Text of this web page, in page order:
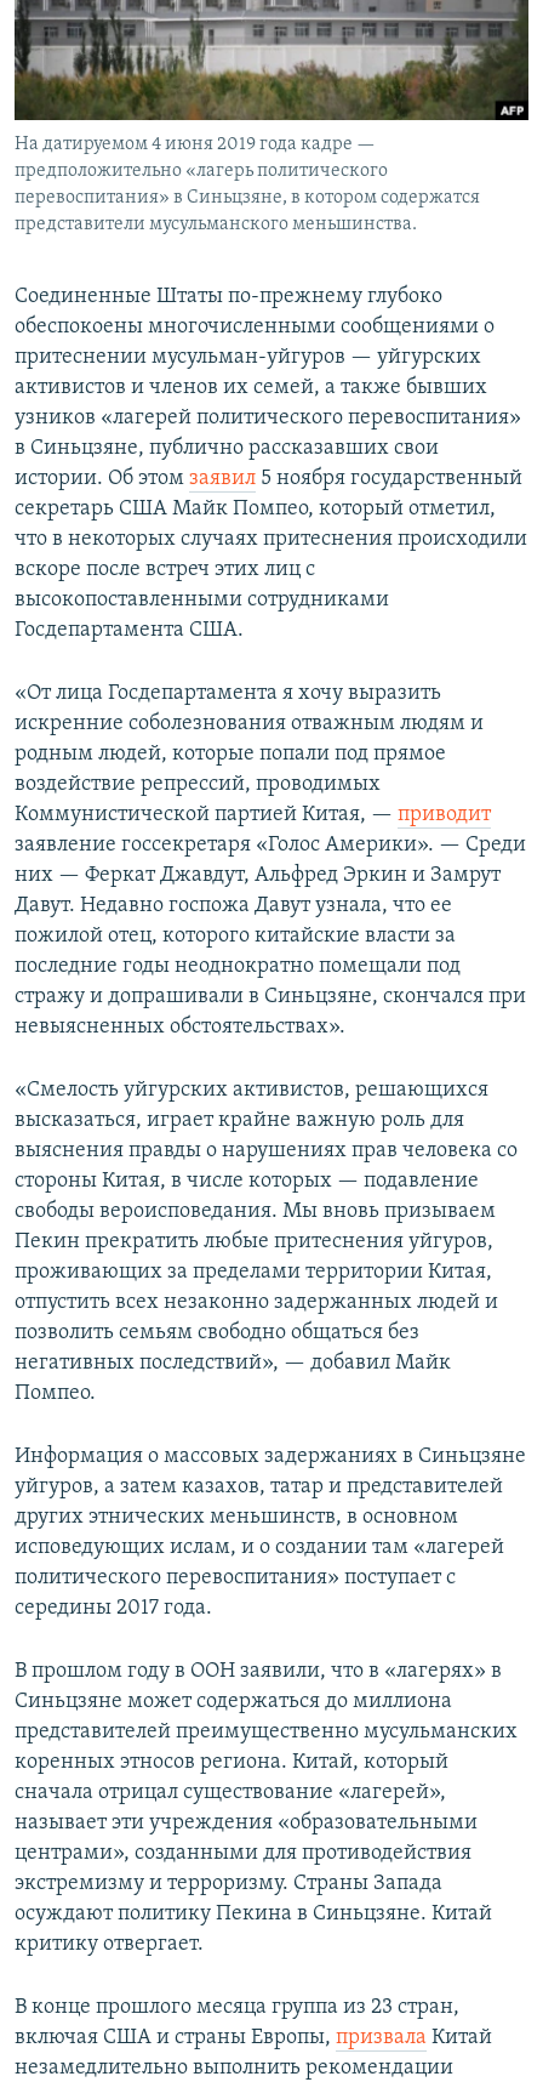
На датируемом 4 июня 2019 года кадре —
предположительно «лагерь политического
перевоспитания» в Синьцзяне, в котором содержатся
представители мусульманского меньшинства.
Соединенные Штаты по-прежнему глубоко
обеспокоены многочисленными сообщениями о
притеснении мусульман-уйгуров — уйгурских
активистов и членов их семей, а также бывших
узников «лагерей политического перевоспитания»
в Синьцзяне, публично рассказавших свои
истории. Об этом заявил 5 ноября государственный
секретарь США Майк Помпео, который отметил,
что в некоторых случаях притеснения происходили
вскоре после встреч этих лиц с
высокопоставленными сотрудниками
Госдепартамента США.
«От лица Госдепартамента я хочу выразить
искренние соболезнования отважным людям и
родным людей, которые попали под прямое
воздействие репрессий, проводимых
Коммунистической партией Китая, —​ приводит
заявление госсекретаря «Голос Америки». — Среди
них — Феркат Джавдут, Альфред Эркин и Замрут
Давут. Недавно госпожа Давут узнала, что ее
пожилой отец, которого китайские власти за
последние годы неоднократно помещали под
стражу и допрашивали в Синьцзяне, скончался при
невыясненных обстоятельствах».
«Смелость уйгурских активистов, решающихся
высказаться, играет крайне важную роль для
выяснения правды о нарушениях прав человека со
стороны Китая, в числе которых — подавление
свободы вероисповедания. Мы вновь призываем
Пекин прекратить любые притеснения уйгуров,
проживающих за пределами территории Китая,
отпустить всех незаконно задержанных людей и
позволить семьям свободно общаться без
негативных последствий», — добавил Майк
Помпео.
Информация о массовых задержаниях в Синьцзяне
уйгуров, а затем казахов, татар и представителей
других этнических меньшинств, в основном
исповедующих ислам, и о создании там «лагерей
политического перевоспитания» поступает с
середины 2017 года.
В прошлом году в ООН заявили, что в «лагерях» в
Синьцзяне может содержаться до миллиона
представителей преимущественно мусульманских
коренных этносов региона. Китай, который
сначала отрицал существование «лагерей»,
называет эти учреждения «образовательными
центрами», созданными для противодействия
экстремизму и терроризму. Страны Запада
осуждают политику Пекина в Синьцзяне. Китай
критику отвергает.
В конце прошлого месяца группа из 23 стран,
включая США и страны Европы, призвала Китай
незамедлительно выполнить рекомендации